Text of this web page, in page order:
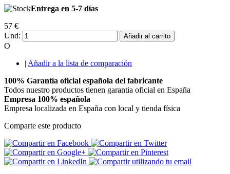
Entrega en 5-7 días
57 €
Und:
Añadir al carrito
O
| Añadir a la lista de comparación
100% Garantía oficial española del fabricante
Todos nuestro productos tienen garantia oficial en España
Empresa 100% española
Empresa localizada en España con local y tienda física
Comparte este producto